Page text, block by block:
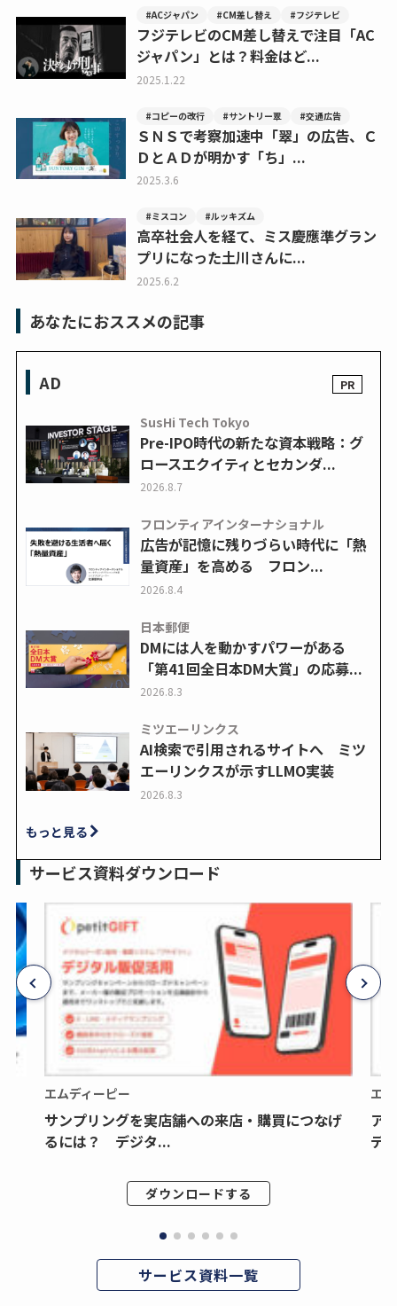
#ACジャパン #CM差し替え #フジテレビ
フジテレビのCM差し替えで注目「AC
ジャパン」とは？料金はど...
2025.1.22
#コピーの改行 #サントリー翠 #交通広告
ＳＮＳで考察加速中「翠」の広告、Ｃ
ＤとＡＤが明かす「ち」...
2025.3.6
#ミスコン #ルッキズム
高卒社会人を経て、ミス慶應準グラン
プリになった土川さんに...
2025.6.2
あなたにおススメの記事
AD
SusHi Tech Tokyo
Pre-IPO時代の新たな資本戦略：グ
ロースエクイティとセカンダ...
2026.8.7
フロンティアインターナショナル
広告が記憶に残りづらい時代に「熱
量資産」を高める フロン...
2026.8.4
日本郵便
DMには人を動かすパワーがある
「第41回全日本DM大賞」の応募...
2026.8.3
ミツエーリンクス
AI検索で引用されるサイトへ ミツ
エーリンクスが示すLLMO実装
2026.8.3
もっと見る
サービス資料ダウンロード
エムディーピー
サンプリングを実店舗への来店・購買につなげ
るには？ デジタ...
ダウンロードする
エ
ア
デ
サービス資料一覧